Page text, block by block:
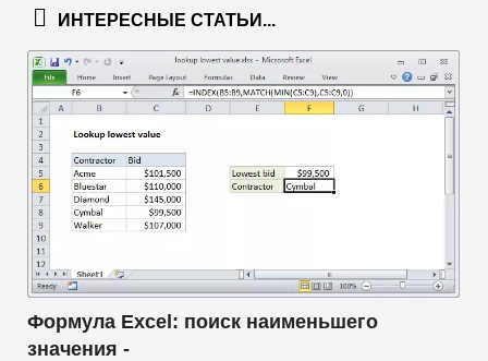
ИНТЕРЕСНЫЕ СТАТЬИ...
Формула Excel: поиск наименьшего
значения -